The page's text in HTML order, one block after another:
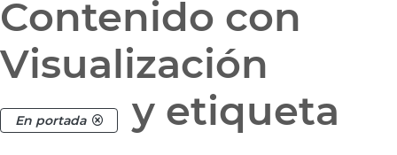
Contenido con
Visualización
En portada
y etiqueta